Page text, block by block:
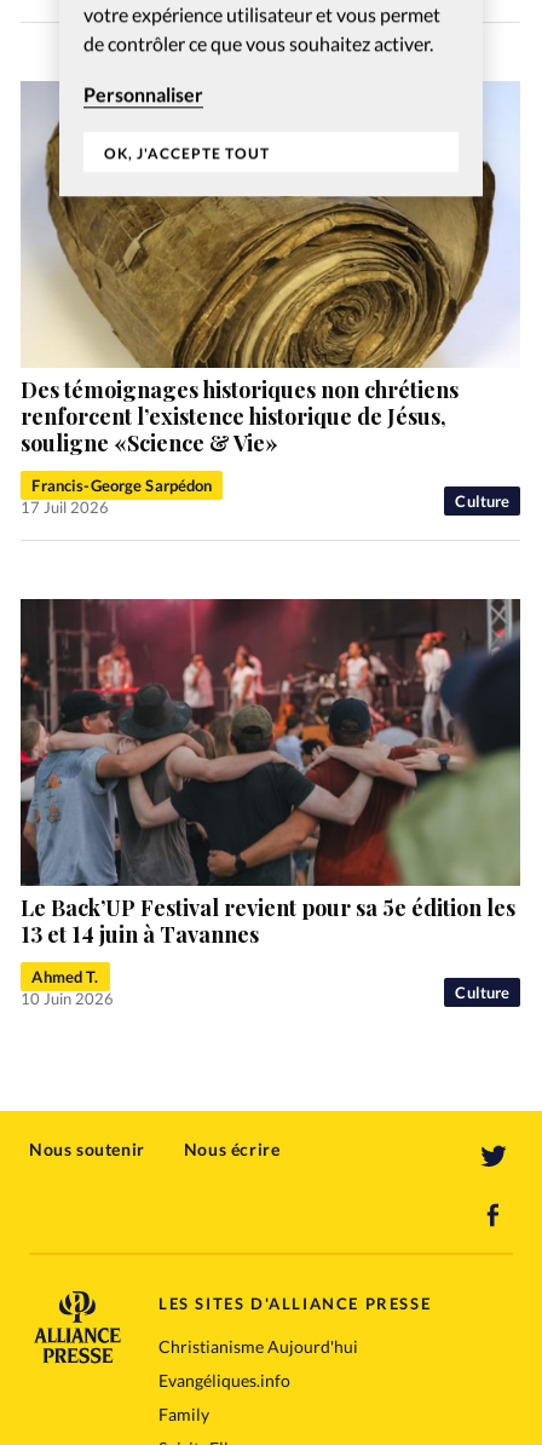
votre expérience utilisateur et vous permet
de contrôler ce que vous souhaitez activer.
Personnaliser
OK, J'ACCEPTE TOUT
Culture
Des témoignages historiques non chrétiens
renforcent l’existence historique de Jésus,
souligne «Science & Vie»
Francis-George Sarpédon
17 Juil 2026
Culture
Le Back’UP Festival revient pour sa 5e édition les
13 et 14 juin à Tavannes
Ahmed T.
10 Juin 2026
Nous soutenir Nous écrire
LES SITES D'ALLIANCE PRESSE
Christianisme Aujourd'hui
Evangéliques.info
Family